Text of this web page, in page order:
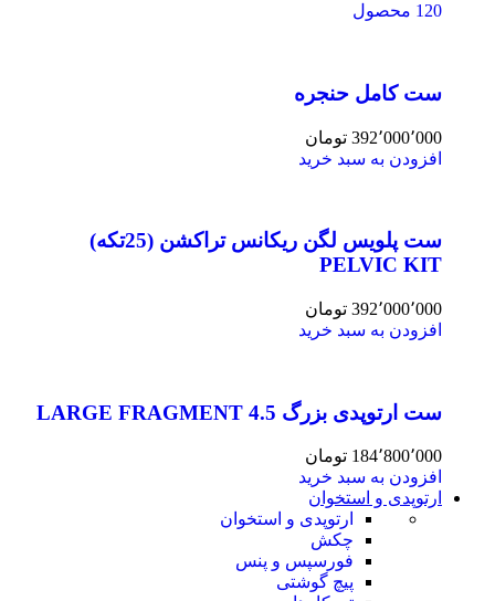
120 محصول
ست کامل حنجره
392٬000٬000 تومان
افزودن به سبد خرید
ست پلویس لگن ریکانس تراکشن (25تکه)
PELVIC KIT
392٬000٬000 تومان
افزودن به سبد خرید
ست ارتوپدی بزرگ 4.5 LARGE FRAGMENT
184٬800٬000 تومان
افزودن به سبد خرید
ارتوپدی و استخوان
ارتوپدی و استخوان
چکش
فورسپس و پنس
پیچ گوشتی